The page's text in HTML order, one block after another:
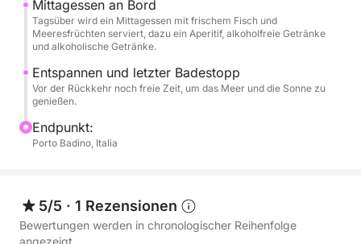
authentisches, maritimes Genusserlebnis.
Ein perfektes Erlebnis für alle, die Ponza und
Palmarola exklusiv erleben und kristallklares Wasser,
Entspannung und erstklassigen Service an Bord einer
luxuriösen Yacht genießen möchten.
Mittagessen an Bord
Tagsüber wird ein Mittagessen mit frischem Fisch und
Meeresfrüchten serviert, dazu ein Aperitif, alkoholfreie Getränke
und alkoholische Getränke.
Entspannen und letzter Badestopp
Vor der Rückkehr noch freie Zeit, um das Meer und die Sonne zu
genießen.
Endpunkt:
Porto Badino, Italia
5/5 · 1 Rezensionen
Bewertungen werden in chronologischer Reihenfolge
angezeigt